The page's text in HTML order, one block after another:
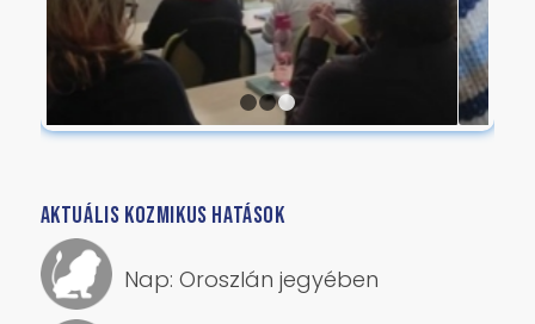
1 2 3
AKTUÁLIS KOZMIKUS HATÁSOK
Nap: Oroszlán jegyében